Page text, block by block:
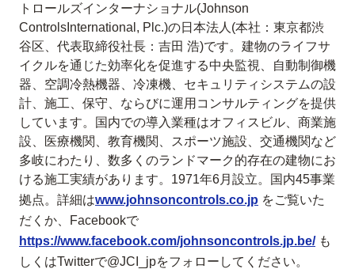
トロールズインターナショナル(Johnson
ControlsInternational, Plc.)の日本法人(本社：東京都渋
谷区、代表取締役社長：吉田 浩)です。建物のライフサ
イクルを通じた効率化を促進する中央監視、自動制御機
器、空調冷熱機器、冷凍機、セキュリティシステムの設
計、施工、保守、ならびに運用コンサルティングを提供
しています。国内での導入業種はオフィスビル、商業施
設、医療機関、教育機関、スポーツ施設、交通機関など
多岐にわたり、数多くのランドマーク的存在の建物にお
ける施工実績があります。1971年6月設立。国内45事業
拠点。詳細はwww.johnsoncontrols.co.jp をご覧いた
だくか、Facebookで
https://www.facebook.com/johnsoncontrols.jp.be/も
しくはTwitterで@JCI_jpをフォローしてください。